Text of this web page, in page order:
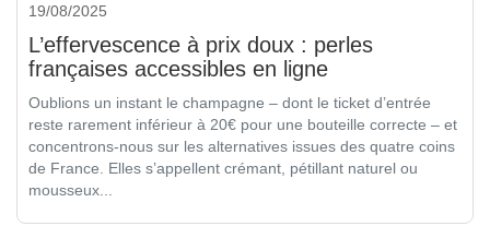
19/08/2025
L’effervescence à prix doux : perles
françaises accessibles en ligne
Oublions un instant le champagne – dont le ticket d’entrée
reste rarement inférieur à 20€ pour une bouteille correcte – et
concentrons-nous sur les alternatives issues des quatre coins
de France. Elles s’appellent crémant, pétillant naturel ou
mousseux...